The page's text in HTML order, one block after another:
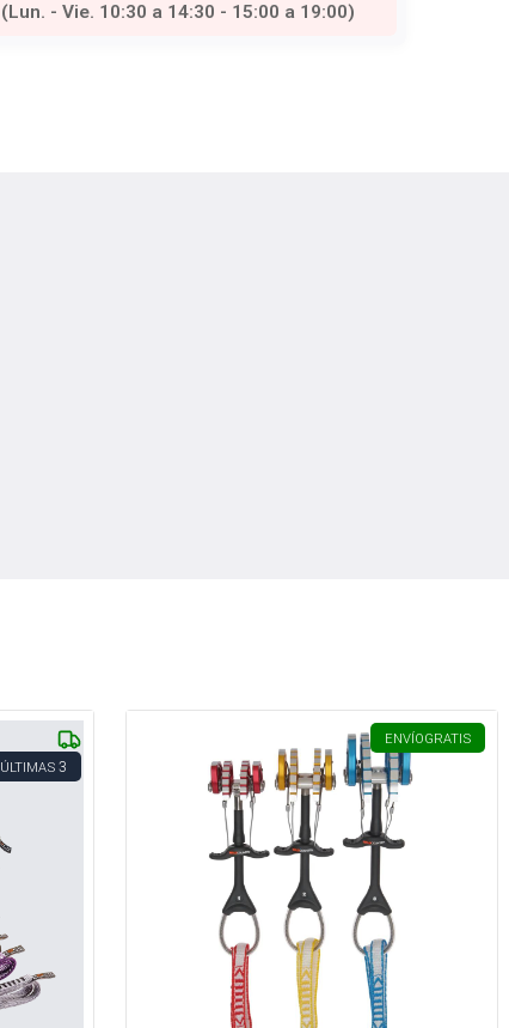
(Lun. - Vie. 10:30 a 14:30 - 15:00 a 19:00)
ÚLTIMAS 3
ENVÍOGRATIS